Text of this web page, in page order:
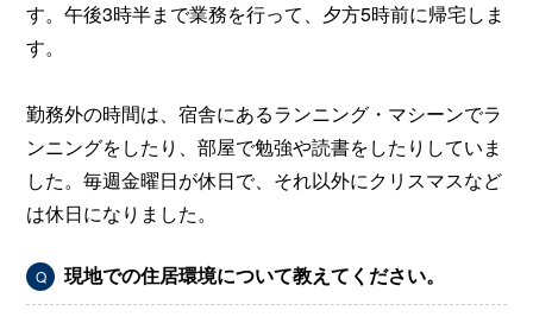
す。午後3時半まで業務を行って、夕方5時前に帰宅しま
す。
勤務外の時間は、宿舎にあるランニング・マシーンでラ
ンニングをしたり、部屋で勉強や読書をしたりしていま
した。毎週金曜日が休日で、それ以外にクリスマスなど
は休日になりました。
Q 現地での住居環境について教えてください。